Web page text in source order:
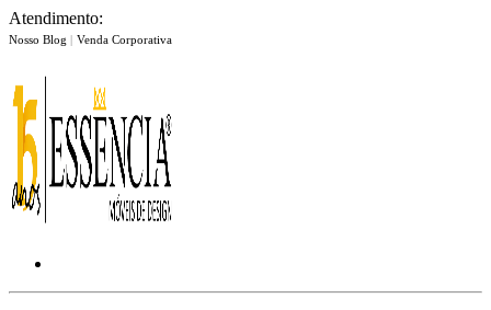
Atendimento:
Nosso Blog | Venda Corporativa